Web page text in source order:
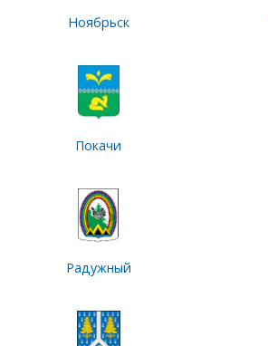
Ноябрьск
Покачи
Радужный